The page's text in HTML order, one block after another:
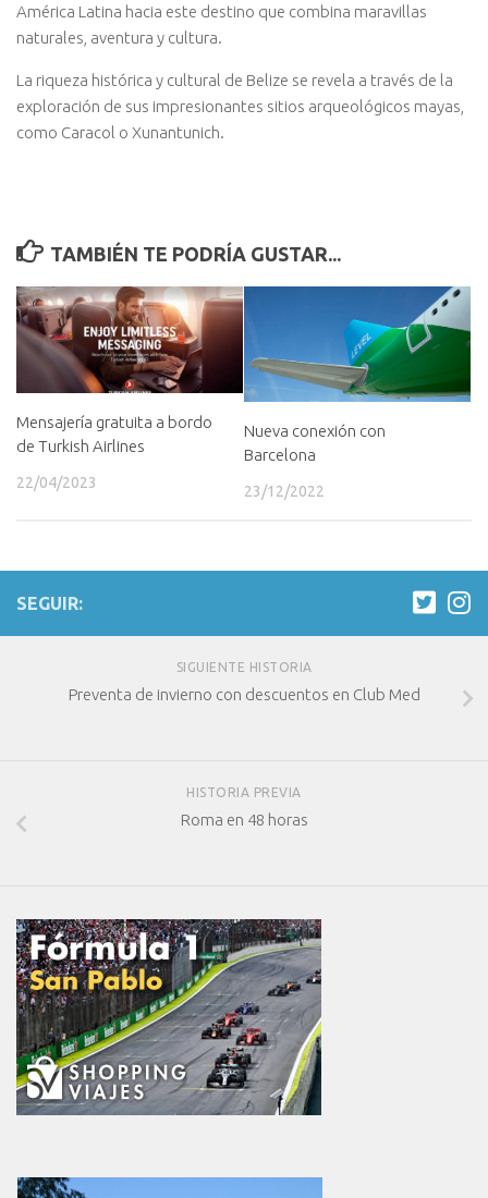
América Latina hacia este destino que combina maravillas
naturales, aventura y cultura.
La riqueza histórica y cultural de Belize se revela a través de la
exploración de sus impresionantes sitios arqueológicos mayas,
como Caracol o Xunantunich.
TAMBIÉN TE PODRÍA GUSTAR...
Mensajería gratuita a bordo
de Turkish Airlines
22/04/2023
Nueva conexión con
Barcelona
23/12/2022
SEGUIR:
SIGUIENTE HISTORIA
Preventa de invierno con descuentos en Club Med
HISTORIA PREVIA
Roma en 48 horas